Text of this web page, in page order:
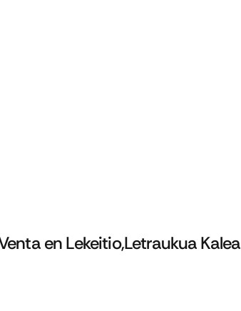
en Lekeitio,Letraukua Kalea